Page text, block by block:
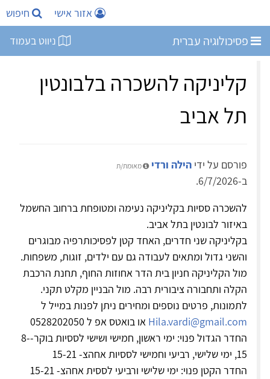
אזור אישי חיפוש
פסיכולוגיה עברית ניווט בעמוד
קליניקה להשכרה בלבונטין
תל אביב
פורסם על ידי הילה ורדי מאומת/ת
ב-6/7/2026.
להשכרה ססיות בקליניקה נעימה ומטופחת ברחוב החשמל
באיזור לבונטין בתל אביב.
בקליניקה שני חדרים, האחד קטן לפסיכותרפיה מבוגרים
והשני גדול ומתאים לעבודה גם עם ילדים, זוגות, משפחות.
מול הקליניקה חניון בית הדר אחוזות החוף, תחנת הרכבת
הקלה ותחבורה ציבורית רבה. מול הבניין מקלט תקני.
לתמונות, פרטים נוספים ומחירים ניתן לפנות במייל ל
Hila.vardi@gmail.com או בואטס אפ ל 0528202050
החדר הגדול פנוי: ימי ראשון, חמישי ושישי לססיות בוקר-8-
15, ימי שלישי, רביעי וחמישי לססיות אחהצ- 15-21
החדר הקטן פנוי: ימי שלישי ורביעי לססית אחהצ- 15-21